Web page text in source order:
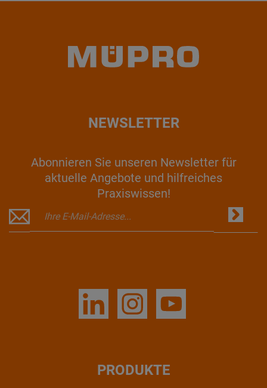
NEWSLETTER
Abonnieren Sie unseren Newsletter für
aktuelle Angebote und hilfreiches
Praxiswissen!
PRODUKTE